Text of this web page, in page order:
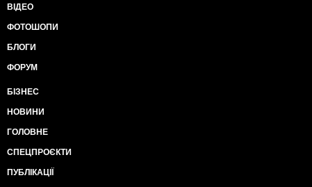
ВІДЕО
ФОТОШОПИ
БЛОГИ
ФОРУМ
БІЗНЕС
НОВИНИ
ГОЛОВНЕ
СПЕЦПРОЄКТИ
ПУБЛІКАЦІЇ